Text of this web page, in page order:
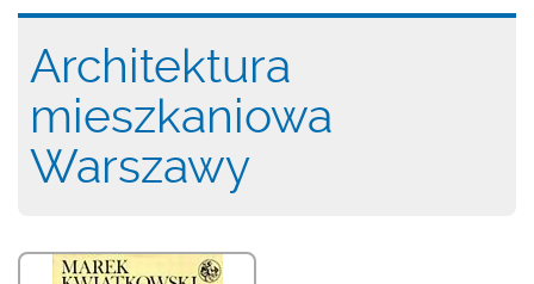
Architektura
mieszkaniowa
Warszawy